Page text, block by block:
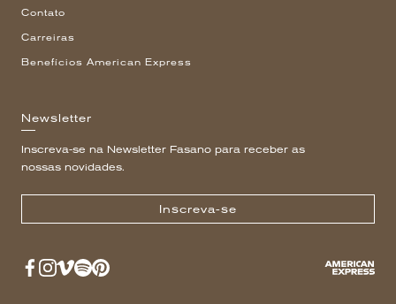
Contato
Carreiras
Benefícios American Express
Newsletter
Inscreva-se na Newsletter Fasano para receber as
nossas novidades.
Inscreva-se